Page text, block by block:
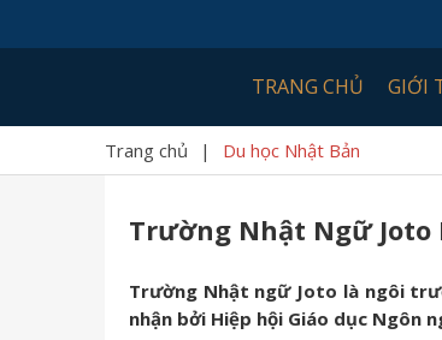
TRANG CHỦ GIỚI
Trang chủ | Du học Nhật Bản
Trường Nhật Ngữ Joto
Trường Nhật ngữ Joto là ngôi
nhận bởi Hiệp hội Giáo dục Ngôn